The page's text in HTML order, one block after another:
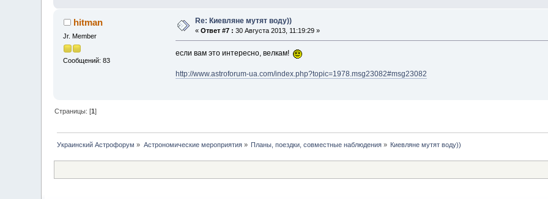
hitman
Jr. Member
Сообщений: 83
Re: Киевляне мутят воду))
«Ответ #7 : 30 Августа 2013, 11:19:29 »
если вам это интересно, велкам!
http://www.astroforum-ua.com/index.php?topic=1978.msg23082#msg23082
Страницы: [1]
Украинский Астрофорум » Астрономические мероприятия» Планы, поездки, совместные наблюдения » Киевляне мутят воду))